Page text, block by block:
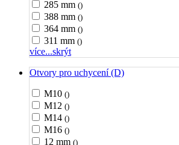
285 mm ()
388 mm ()
364 mm ()
311 mm ()
více...skrýt
Otvory pro uchycení (D)
M10 ()
M12 ()
M14 ()
M16 ()
12 mm ()